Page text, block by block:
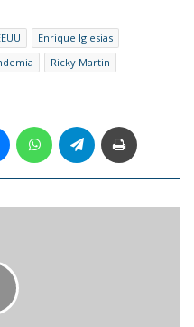
Enrique Iglesias
Ricky Martin
MessengerWhatsAppTelegram